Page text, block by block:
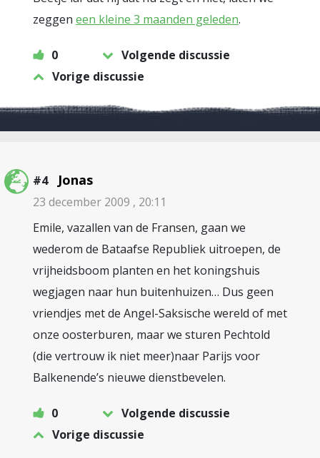
zeggen een kleine 3 maanden geleden.
0
Volgende discussie
Vorige discussie
#4 Jonas
23 december 2009 , 20:11
Emile, vazallen van de Fransen, gaan we
wederom de Bataafse Republiek uitroepen, de
vrijheidsboom planten en het koningshuis
wegjagen naar hun buitenhuizen… Dus geen
vriendjes met de Angel-Saksische wereld of met
onze oosterburen, maar we sturen Pechtold
(die vertrouw ik niet meer)naar Parijs voor
Balkenende’s nieuwe dienstbevelen.
0
Volgende discussie
Vorige discussie